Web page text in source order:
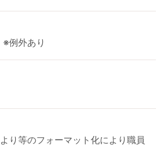
例外あり
り等のフォーマット化により職員